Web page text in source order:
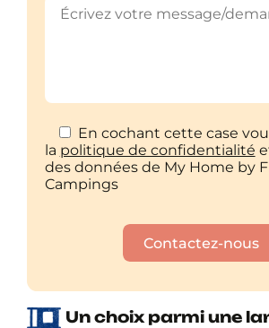
En cochant cette case
la politique de confidentialité
des données de My Home by
Campings
Contactez-nous
Un choix parmi une